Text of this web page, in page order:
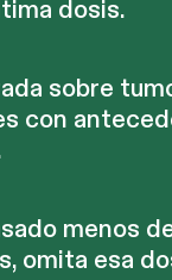
dosis.
sobre
con
menos
omita esa